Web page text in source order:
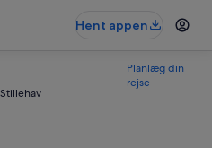
Hent appen
Planlæg din
rejse